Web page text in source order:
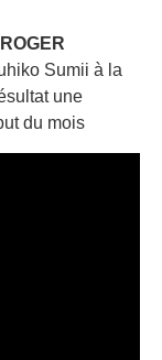
ROGER
Sumii à la
une
du mois